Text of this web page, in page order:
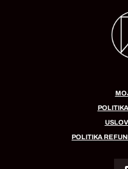
POLITIKA